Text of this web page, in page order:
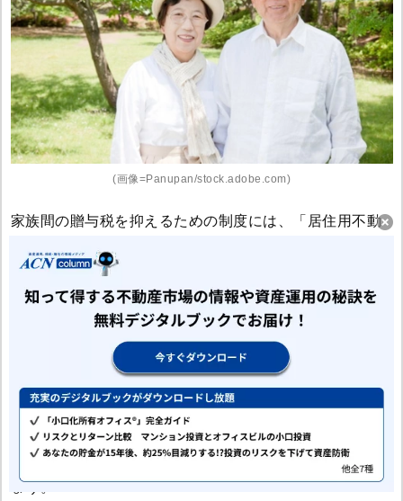
(画像=Panupan/stock.adobe.com)
家族間の贈与税を抑えるための制度には、「居住用不動
この制度はご夫婦間（婚姻期間が20年以上）で、居住用
不動産または居住用不動産を取得するための資金が贈与
最高2,000万円まで控除されるものです。
この制度には、年間110万円までの基礎控除と併用できる
メリットがあります。
「居住用不動産の配偶者控除」の詳細を確認してみまし
ょう。